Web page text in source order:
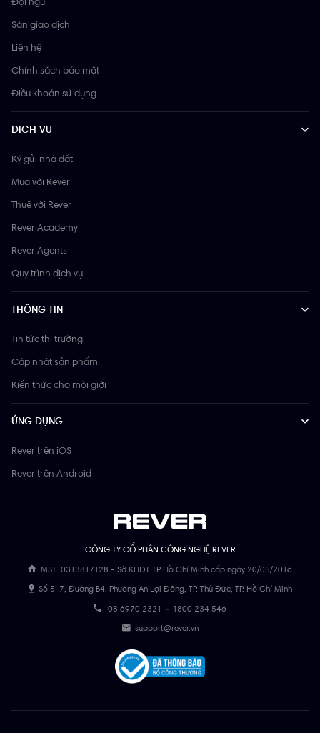
CÔNG TY CỔ PHẦN CÔNG NGHỆ REVER
MST: 0313817128 - Sở KHĐT TP Hồ Chí Minh cấp ngày 20/05/2016
Số 5-7, Đường B4, Phường An Lợi Đông, TP. Thủ Đức, TP. Hồ Chí Minh
08 6970 2321 - 1800 234 546
support@rever.vn
Sàn giao dịch
Liên hệ
Chính sách bảo mật
Điều khoản sử dụng
DỊCH VỤ
Ký gửi nhà đất
Mua với Rever
Thuê với Rever
Rever Academy
Rever Agents
Quy trình dịch vụ
THÔNG TIN
Tin tức thị trường
Cập nhật sản phẩm
Kiến thức cho môi giới
ỨNG DỤNG
Rever trên iOS
Rever trên Android